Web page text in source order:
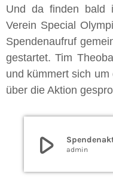
Und da finden bald
Verein Special
Spendenaufruf
gestartet. Tim
und kümmert sich
über die Aktion
play_arrow admin